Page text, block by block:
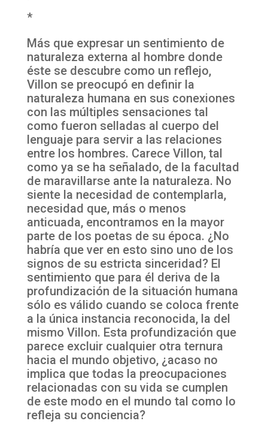
*
Más que expresar un sentimiento de
naturaleza externa al hombre donde
éste se descubre como un reflejo,
Villon se preocupó en definir la
naturaleza humana en sus conexiones
con las múltiples sensaciones tal
como fueron selladas al cuerpo del
lenguaje para servir a las relaciones
entre los hombres. Carece Villon, tal
como ya se ha señalado, de la facultad
de maravillarse ante la naturaleza. No
siente la necesidad de contemplarla,
necesidad que, más o menos
anticuada, encontramos en la mayor
parte de los poetas de su época. ¿No
habría que ver en esto sino uno de los
signos de su estricta sinceridad? El
sentimiento que para él deriva de la
profundización de la situación humana
sólo es válido cuando se coloca frente
a la única instancia reconocida, la del
mismo Villon. Esta profundización que
parece excluir cualquier otra ternura
hacia el mundo objetivo, ¿acaso no
implica que todas la preocupaciones
relacionadas con su vida se cumplen
de este modo en el mundo tal como lo
refleja su conciencia?